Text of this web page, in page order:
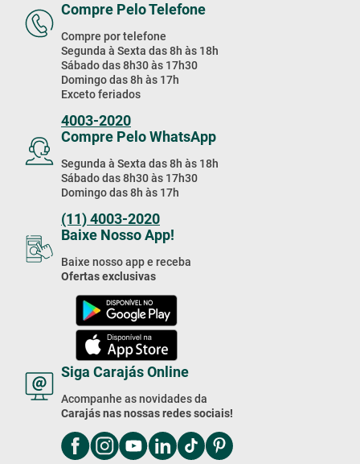
Compre Pelo Telefone
Compre por telefone
Segunda à Sexta das 8h às 18h
Sábado das 8h30 às 17h30
Domingo das 8h às 17h
Exceto feriados
4003-2020
Compre Pelo WhatsApp
Segunda à Sexta das 8h às 18h
Sábado das 8h30 às 17h30
Domingo das 8h às 17h
(11) 4003-2020
Baixe Nosso App!
Baixe nosso app e receba
Ofertas exclusivas
Siga Carajás Online
Acompanhe as novidades da
Carajás nas nossas redes sociais!